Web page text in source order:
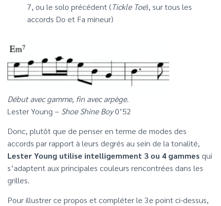
7, ou le solo précédent (Tickle Toe), sur tous les
accords Do et Fa mineur)
Début avec gamme, fin avec arpège.
Lester Young – Shoe Shine Boy0’52
Donc, plutôt que de penser en terme de modes des
accords par rapport à leurs degrés au sein de la tonalité,
Lester Young utilise intelligemment 3 ou 4 gammes qui
s’adaptent aux principales couleurs rencontrées dans les
grilles.
Pour illustrer ce propos et compléter le 3e point ci-dessus,